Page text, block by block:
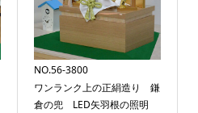
NO.56-3800
ワンランク上の正絹造り 鎌
倉の兜 LED矢羽根の照明